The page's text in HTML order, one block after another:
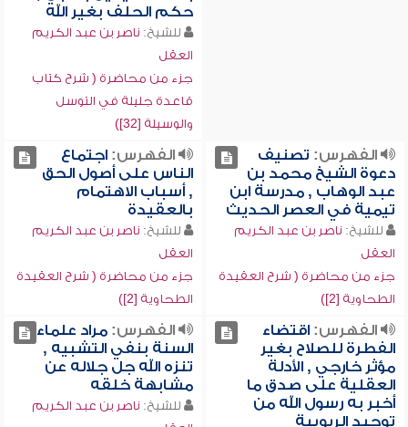
حكم الحلف بغير الله
للشيخ: ناصر بن عبد الكريم
العقل
جزء من محاضرة ( شرح كتاب
قاعدة جليلة في التوسل
والوسيلة [32])
الفهرس: تصنيف
دعوة الشيخ محمد بن
عبد الوهاب , مدرسة ابن
تيمية في العصر الحديث
للشيخ: ناصر بن عبد الكريم
العقل
جزء من محاضرة ( شرح العقيدة
الطحاوية [2])
الفهرس:اجتماع
الناس على أصول الحق
, أسباب الاهتمام
بالعقيدة
للشيخ: ناصر بن عبد الكريم
العقل
جزء من محاضرة ( شرح العقيدة
الطحاوية [2])
الفهرس:اقتضاء
الفطرة للصلاح بغير
مؤثر خارجي , الأدلة
العقلية على صدق ما
أخبر به رسول الله من
توحيد الربوبية
الفهرس:مراد علماء
السنة بنفي التشبيه ,
تنزه الله جل جلاله عن
مشابهة خلقه
للشيخ: ناصر بن عبد الكريم